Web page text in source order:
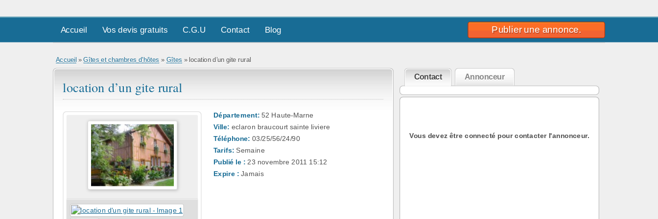
Publier une annonce.
Accueil Vos devis gratuits C.G.U Contact Blog
Accueil »Gîtes et chambres d'hôtes » Gîtes » location d’un gite rural
location d’un gite rural
Département: 52 Haute-Marne
Ville: eclaron braucourt sainte liviere
Téléphone: 03/25/56/24/90
Tarifs: Semaine
Publié le : 23 novembre 2011 15:12
Expire : Jamais
Contact Annonceur
Vous devez être connecté pour contacter l'annonceur.